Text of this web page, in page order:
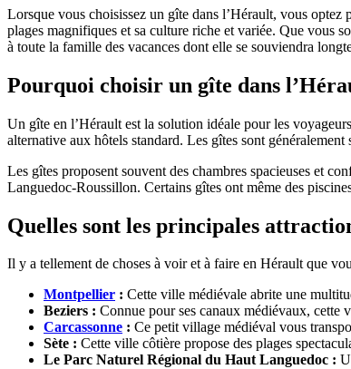
Lorsque vous choisissez un gîte dans l’Hérault, vous
plages magnifiques et sa culture riche et variée. Que vous
à toute la famille des vacances dont elle se souviendra
Pourquoi choisir un gîte dans
Un gîte en l’Hérault est la solution idéale pour les
alternative aux hôtels standard. Les gîtes sont
Les gîtes proposent souvent des chambres spacieuses et
Languedoc-Roussillon. Certains gîtes ont même des
Quelles sont les principales
Il y a tellement de choses à voir et à faire en Hérault que
Montpellier : Cette ville médiévale abrite une
Beziers : Connue pour ses canaux médiévaux, cette
Carcassonne : Ce petit village médiéval vous
Sète : Cette ville côtière propose des plages
Le Parc Naturel Régional du Haut Languedoc :